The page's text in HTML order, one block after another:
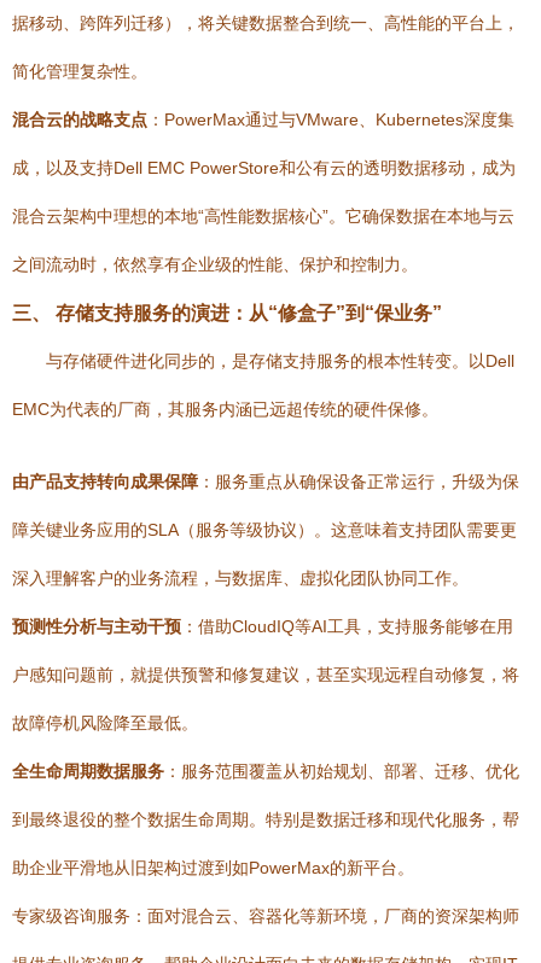
据移动、跨阵列迁移），将关键数据整合到统一、高性能的平台上，
简化管理复杂性。
混合云的战略支点 ：PowerMax通过与VMware、Kubernetes深度集
成，以及支持Dell EMC PowerStore和公有云的透明数据移动，成为
混合云架构中理想的本地“高性能数据核心”。它确保数据在本地与云
之间流动时，依然享有企业级的性能、保护和控制力。
三、 存储支持服务的演进：从“修盒子”到“保业务”
与存储硬件进化同步的，是存储支持服务的根本性转变。以Dell
EMC为代表的厂商，其服务内涵已远超传统的硬件保修。
由产品支持转向成果保障 ：服务重点从确保设备正常运行，升级为保
障关键业务应用的SLA（服务等级协议）。这意味着支持团队需要更
深入理解客户的业务流程，与数据库、虚拟化团队协同工作。
预测性分析与主动干预 ：借助CloudIQ等AI工具，支持服务能够在用
户感知问题前，就提供预警和修复建议，甚至实现远程自动修复，将
故障停机风险降至最低。
全生命周期数据服务 ：服务范围覆盖从初始规划、部署、迁移、优化
到最终退役的整个数据生命周期。特别是数据迁移和现代化服务，帮
助企业平滑地从旧架构过渡到如PowerMax的新平台。
专家级咨询服务：面对混合云、容器化等新环境，厂商的资深架构师